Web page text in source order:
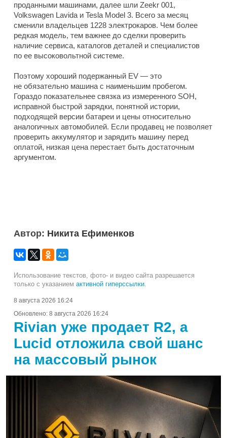
проданными машинами, далее шли Zeekr 001,
Volkswagen Lavida и Tesla Model 3. Всего за месяц
сменили владельцев 1228 электрокаров. Чем более
редкая модель, тем важнее до сделки проверить
наличие сервиса, каталогов деталей и специалистов
по ее высоковольтной системе.
Поэтому хороший подержанный EV — это
не обязательно машина с наименьшим пробегом.
Гораздо показательнее связка из измеренного SOH,
исправной быстрой зарядки, понятной истории,
подходящей версии батареи и цены относительно
аналогичных автомобилей. Если продавец не позволяет
проверить аккумулятор и зарядить машину перед
оплатой, низкая цена перестает быть достаточным
аргументом.
Автор: Никита Ефименков
Использование текстов, фото- и видео сайта разрешается
только с указанием активной гиперссылки.
8 августа 2026 16:24
Обновлено: 8 августа 2026 16:24
Rivian уже продает R2, а
Lucid отложила свой шанс
на массовый рынок